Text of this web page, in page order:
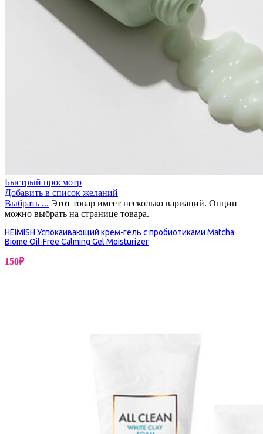
Быстрый просмотр
Добавить в список желаний
Выбрать ... Этот товар имеет несколько вариаций. Опции
можно выбрать на странице товара.
HEIMISH Успокаивающий крем-гель с пробиотиками Matcha
Biome Oil-Free Calming Gel Moisturizer
150₽